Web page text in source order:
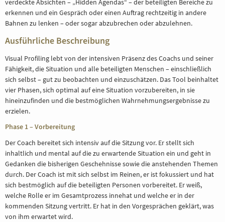
verdeckte Absichten – „Hidden Agendas“ – der beteiligten Bereiche zu
erkennen und ein Gespräch oder einen Auftrag rechtzeitig in andere
Bahnen zu lenken – oder sogar abzubrechen oder abzulehnen.
Ausführliche Beschreibung
Visual Profiling lebt von der intensiven Präsenz des Coachs und seiner
Fähigkeit, die Situation und alle beteiligten Menschen – einschließlich
sich selbst – gut zu beobachten und einzuschätzen. Das Tool beinhaltet
vier Phasen, sich optimal auf eine Situation vorzubereiten, in sie
hineinzufinden und die bestmöglichen Wahrnehmungsergebnisse zu
erzielen.
Phase 1 – Vorbereitung
Der Coach bereitet sich intensiv auf die Sitzung vor. Er stellt sich
inhaltlich und mental auf die zu erwartende Situation ein und geht in
Gedanken die bisherigen Geschehnisse sowie die anstehenden Themen
durch. Der Coach ist mit sich selbst im Reinen, er ist fokussiert und hat
sich bestmöglich auf die beteiligten Personen vorbereitet. Er weiß,
welche Rolle er im Gesamtprozess innehat und welche er in der
kommenden Sitzung vertritt. Er hat in den Vorgesprächen geklärt, was
von ihm erwartet wird.